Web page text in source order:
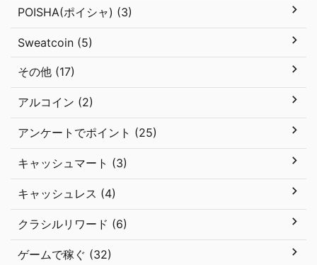
POISHA(ポイシャ) (3)
Sweatcoin (5)
その他 (17)
アルコイン (2)
アンケートでポイント (25)
キャッシュマート (3)
キャッシュレス (4)
クラシルリワード (6)
ゲームで稼ぐ (32)